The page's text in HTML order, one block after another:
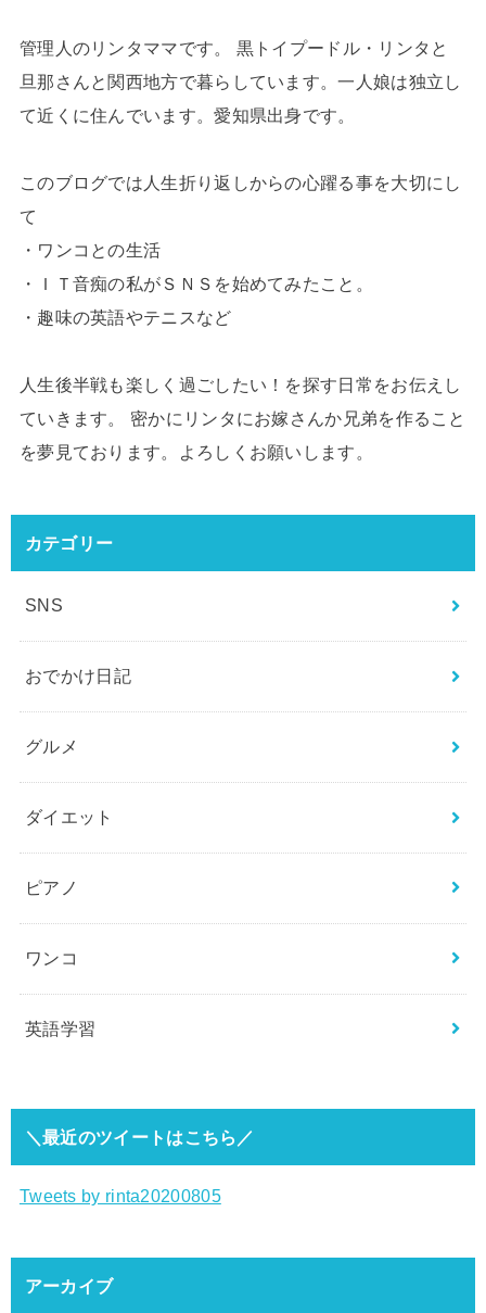
管理人のリンタママです。 黒トイプードル・リンタと
旦那さんと関西地方で暮らしています。一人娘は独立し
て近くに住んでいます。愛知県出身です。
このブログでは人生折り返しからの心躍る事を大切にし
て
・ワンコとの生活
・ＩＴ音痴の私がＳＮＳを始めてみたこと。
・趣味の英語やテニスなど
人生後半戦も楽しく過ごしたい！を探す日常をお伝えし
ていきます。 密かにリンタにお嫁さんか兄弟を作ること
を夢見ております。よろしくお願いします。
カテゴリー
SNS
おでかけ日記
グルメ
ダイエット
ピアノ
ワンコ
英語学習
＼最近のツイートはこちら／
Tweets by rinta20200805
アーカイブ